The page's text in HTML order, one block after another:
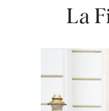
La